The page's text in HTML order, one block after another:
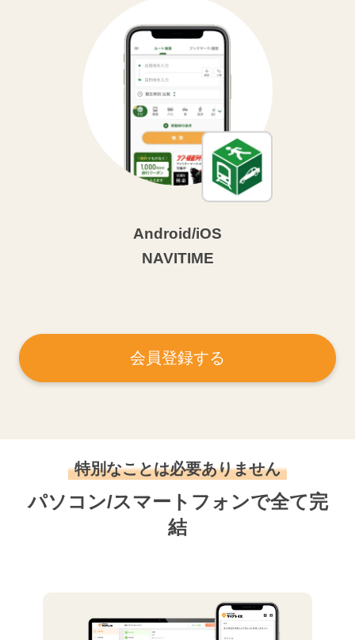
Android/iOS
NAVITIME
会員登録する
特別なことは必要ありません
パソコン/スマートフォンで全て完
結